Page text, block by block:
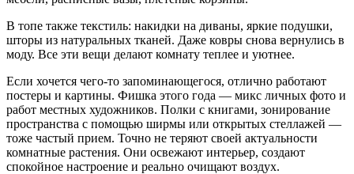
В топе также текстиль: накидки на диваны, яркие подушки,
шторы из натуральных тканей. Даже ковры снова вернулись в
моду. Все эти вещи делают комнату теплее и уютнее.
Если хочется чего-то запоминающегося, отлично работают
постеры и картины. Фишка этого года — микс личных фото и
работ местных художников. Полки с книгами, зонирование
пространства с помощью ширмы или открытых стеллажей —
тоже частый прием. Точно не теряют своей актуальности
комнатные растения. Они освежают интерьер, создают
спокойное настроение и реально очищают воздух.